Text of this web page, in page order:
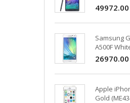
Samsung
A500F
Apple
Gold